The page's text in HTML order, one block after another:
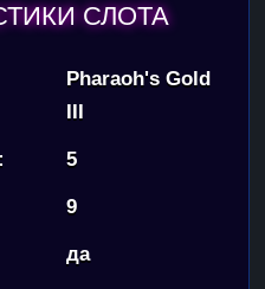
СЛОТА
Pharaoh's Gold
III
5
9
да